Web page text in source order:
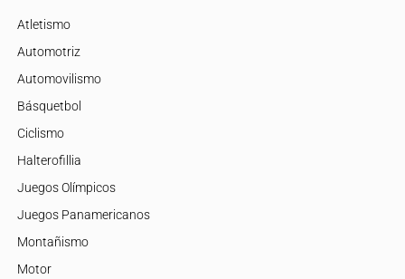
Atletismo
Automotriz
Automovilismo
Básquetbol
Ciclismo
Halterofillia
Juegos Olímpicos
Juegos Panamericanos
Montañismo
Motor